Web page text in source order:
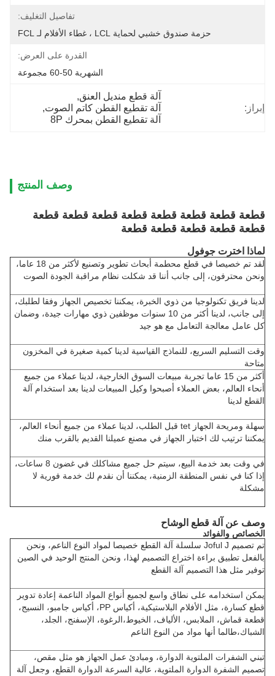
تفاصيل التغليف:
حزمة صندوق خشبي لحماية LCL ، غطاء الأفلام لـ FCL
القدرة على العرض:
الشهرية 50-60 مجموعة
إبراز:
آلة قطع منديل العنق,
آلة تقطيع القطن كاتم الصوت,
آلة تقطيع القطن بمحرك 8P
وصف المنتج
قطعة قطعة قطعة قطعة قطعة قطعة قطعة قطعة
قطعة قطعة قطعة قطعة قطعة
لماذا اخترت جوفول
لقد تم خصيصا في قطع محطمة أبحاث تطوير وتصنيع لأكثر من 18 عاما،
ونحن محترفون، إلى جانب أننا قد شكلت نظام مراقبة الجودة الصوت
لدينا فريق تكنولوجيا من ذوي الخبرة، يمكننا تخصيص الجهاز وفقا لطلبك،
إلى جانب، لدينا أكثر من 10 سنوات موظفين ذوي مهارات جيدة، وضمان
كل عامل معالجة التعامل مع هو جيد
وقت التسليم السريع، للنماذج القياسية لدينا كمية صغيرة في المخزون
متاحة
أكثر من 15 عاما تجربة مبيعات السوق الخارجية، لدينا عملاء من جميع
أنحاء العالم، بعض العملاء أصبحوا وكيل المبيعات لدينا بعد استخدام آلة
القطع لدينا
سهلة ومريحة الجهاز tet قبل الطلب، لدينا عملاء من جميع أنحاء العالم،
يمكننا ترتيب لك اختبار الجهاز في مصنع عميلنا القديم بالقرب منك
في وقت بعد خدمة البيع، سيتم حل جميع مشاكلك في غضون 8 ساعات،
إذا كنا في نفس المنطقة الزمنية، يمكننا أن نقدم لك خدمة فورية لا
مشكلة
وصف عن آلة قطع الوشاح
الخصائص والفوائد
تم تصميم Joful J سلسلة آلة القطع خصيصا لمواد النوع الناعم، ونحن
بالفعل تطبيق براءة اختراع التصميم لهذا، ونحن المنتج الوحيد في الصين
توفير مثل هذا التصميم آلة القطع
يمكن استخدامه على نطاق واسع لجميع أنواع المواد الناعمة إعادة تدوير
قطع كسارة، مثل الأفلام البلاستيكية، أكياس PP، أكياس جامبو، النسيج،
قطعة قماش، الملابس، الألياف، الخيوط،الرغوة، الإسفنج، الجلد،
الشباك،طالما أنها مواد من النوع الناعم
تبني الشفرات الملتوية الدوارة، ومبادئ عمل الجهاز هو مثل مقص،
تصميم الشفرة الدوارة الملتوية، عالية السرعة الدوارة القطع، وجعل آلة